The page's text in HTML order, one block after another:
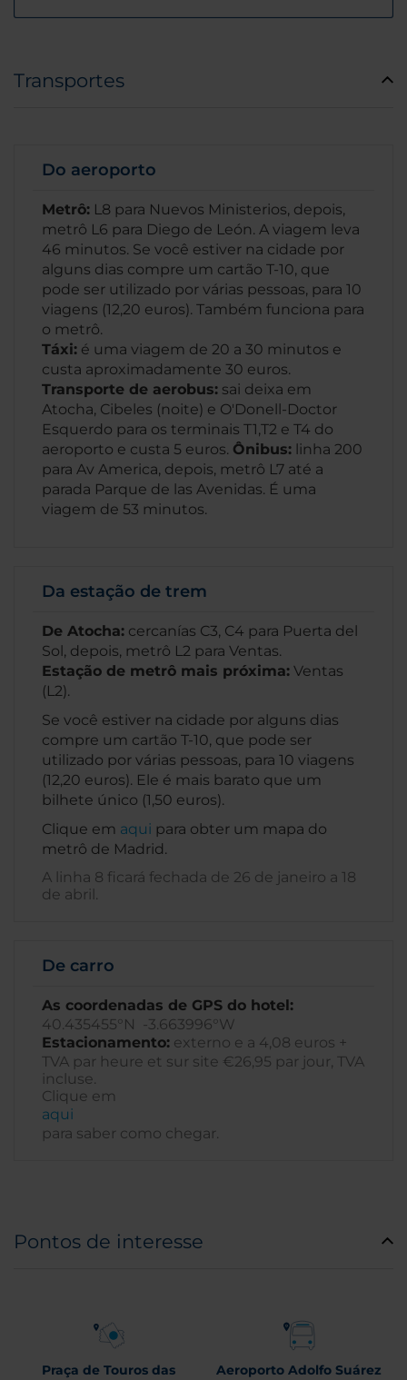
Transportes
Do aeroporto
Metrô: L8 para Nuevos Ministerios, depois,
metrô L6 para Diego de León. A viagem leva
46 minutos. Se você estiver na cidade por
alguns dias compre um cartão T-10, que
pode ser utilizado por várias pessoas, para 10
viagens (12,20 euros). Também funciona para
o metrô.
Táxi: é uma viagem de 20 a 30 minutos e
custa aproximadamente 30 euros.
Transporte de aerobus: sai deixa em
Atocha, Cibeles (noite) e O'Donell-Doctor
Esquerdo para os terminais T1,T2 e T4 do
aeroporto e custa 5 euros. Ônibus: linha 200
para Av America, depois, metrô L7 até a
parada Parque de las Avenidas. É uma
viagem de 53 minutos.
Da estação de trem
De Atocha: cercanías C3, C4 para Puerta del
Sol, depois, metrô L2 para Ventas.
Estação de metrô mais próxima: Ventas
(L2).
Se você estiver na cidade por alguns dias
compre um cartão T-10, que pode ser
utilizado por várias pessoas, para 10 viagens
(12,20 euros). Ele é mais barato que um
bilhete único (1,50 euros).
Clique em aqui para obter um mapa do
metrô de Madrid.
A linha 8 ficará fechada de 26 de janeiro a 18
de abril.
De carro
As coordenadas de GPS do hotel:
40.435455°N -3.663996°W
Estacionamento: externo e a 4,08 euros +
TVA par heure et sur site €26,95 par jour, TVA
incluse.
Clique em
aqui
para saber como chegar.
Pontos de interesse
Praça de Touros das Aeroporto Adolfo Suárez